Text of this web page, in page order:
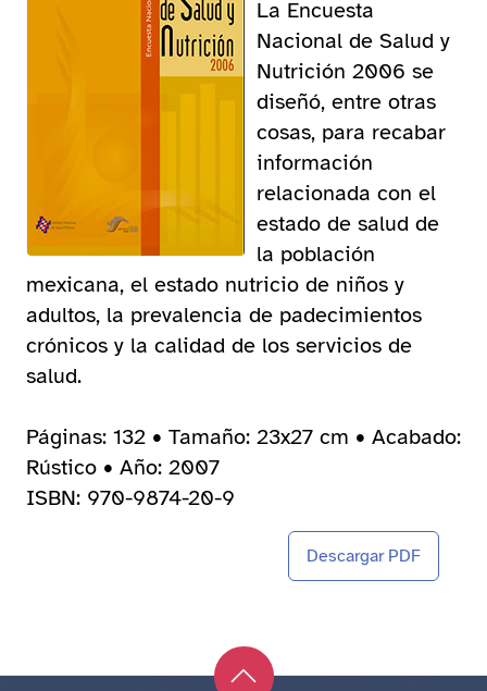
La Encuesta
Nacional de Salud y
Nutrición 2006 se
diseñó, entre otras
cosas, para recabar
información
relacionada con el
estado de salud de
la población
mexicana, el estado nutricio de niños y
adultos, la prevalencia de padecimientos
crónicos y la calidad de los servicios de
salud.
Páginas: 132 • Tamaño: 23x27 cm • Acabado:
Rústico • Año: 2007
ISBN: 970-9874-20-9
Descargar PDF